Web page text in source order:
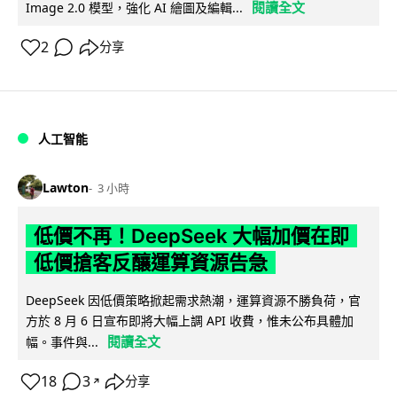
Image 2.0 模型，強化 AI 繪圖及編輯...
閱讀全文
2 分享
人工智能
Lawton 3 小時
低價不再！DeepSeek 大幅加價在即
低價搶客反釀運算資源告急
DeepSeek 因低價策略掀起需求熱潮，運算資源不勝負荷，官
方於 8 月 6 日宣布即將大幅上調 API 收費，惟未公布具體加
幅。事件與...
閱讀全文
18 3 ↗ 分享